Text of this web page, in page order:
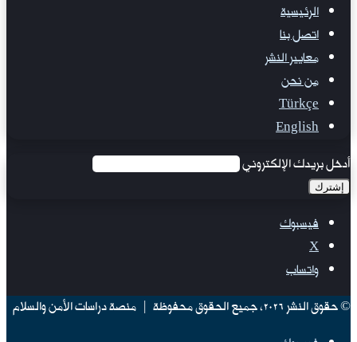
الرئيسية
اتصل بنا
معايير النشر
من نحن
Türkçe
English
أدخل بريدك الإلكتروني
فيسبوك
‫X
واتساب
© حقوق النشر 2026، جميع الحقوق محفوظة | منصة دراسات الأمن والسلام